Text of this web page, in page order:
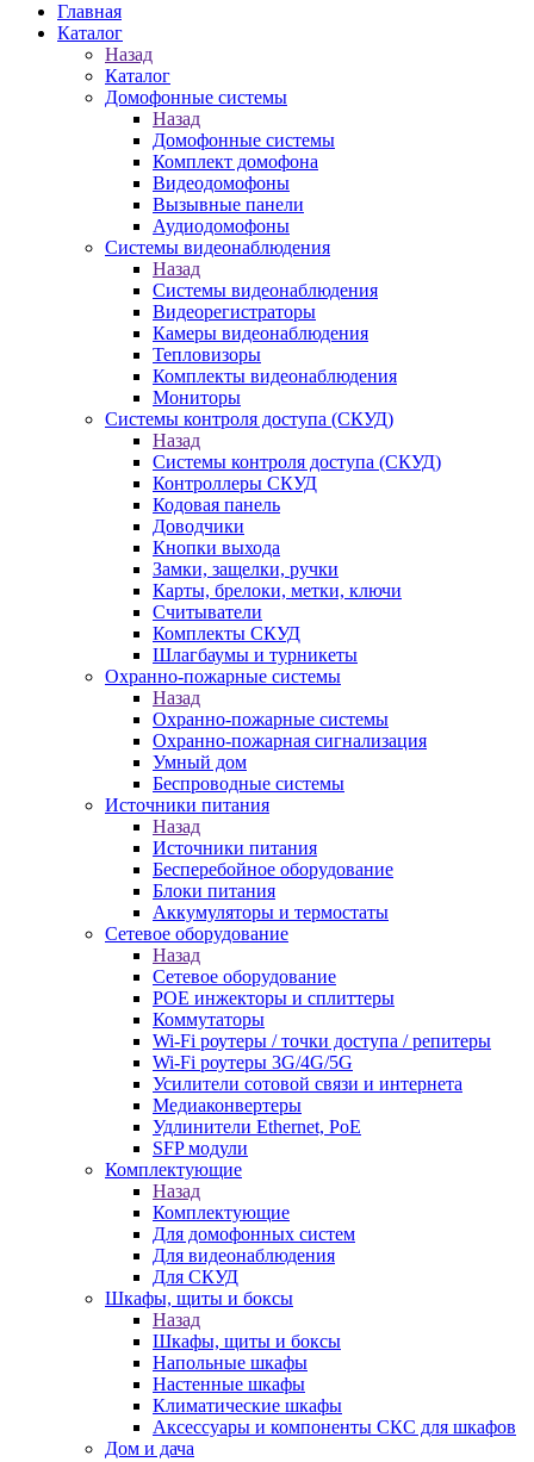
Главная
Каталог
Назад
Каталог
Домофонные системы
Назад
Домофонные системы
Комплект домофона
Видеодомофоны
Вызывные панели
Аудиодомофоны
Системы видеонаблюдения
Назад
Системы видеонаблюдения
Видеорегистраторы
Камеры видеонаблюдения
Тепловизоры
Комплекты видеонаблюдения
Мониторы
Системы контроля доступа (СКУД)
Назад
Системы контроля доступа (СКУД)
Контроллеры СКУД
Кодовая панель
Доводчики
Кнопки выхода
Замки, защелки, ручки
Карты, брелоки, метки, ключи
Считыватели
Комплекты СКУД
Шлагбаумы и турникеты
Охранно-пожарные системы
Назад
Охранно-пожарные системы
Охранно-пожарная сигнализация
Умный дом
Беспроводные системы
Источники питания
Назад
Источники питания
Бесперебойное оборудование
Блоки питания
Аккумуляторы и термостаты
Сетевое оборудование
Назад
Сетевое оборудование
POE инжекторы и сплиттеры
Коммутаторы
Wi-Fi роутеры / точки доступа / репитеры
Wi-Fi роутеры 3G/4G/5G
Усилители сотовой связи и интернета
Медиаконвертеры
Удлинители Ethernet, PoE
SFP модули
Комплектующие
Назад
Комплектующие
Для домофонных систем
Для видеонаблюдения
Для СКУД
Шкафы, щиты и боксы
Назад
Шкафы, щиты и боксы
Напольные шкафы
Настенные шкафы
Климатические шкафы
Аксессуары и компоненты СКС для шкафов
Дом и дача